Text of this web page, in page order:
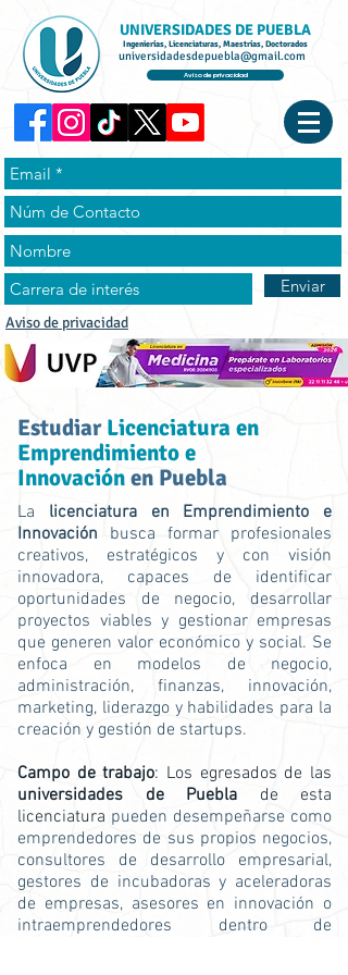
UNIVERSIDADES DE PUEBLA
Ingenierías, Licenciaturas, Maestrías, Doctorados
universidadesdepuebla@gmail.com
Aviso de privacidad
Enviar
Aviso de privacidad
EstudiarLicenciatura en
Emprendimiento e
Innovaciónen Puebla
La licenciatura en Emprendimiento e
Innovación busca formar profesionales
creativos, estratégicos y con visión
innovadora, capaces de identificar
oportunidades de negocio, desarrollar
proyectos viables y gestionar empresas
que generen valor económico y social. Se
enfoca en modelos de negocio,
administración, finanzas, innovación,
marketing, liderazgo y habilidades para la
creación y gestión de startups.
Campo de trabajo: Los egresados de las
universidades de Puebla de esta
licenciatura pueden desempeñarse como
emprendedores de sus propios negocios,
consultores de desarrollo empresarial,
gestores de incubadoras y aceleradoras
de empresas, asesores en innovación o
intraemprendedores dentro de